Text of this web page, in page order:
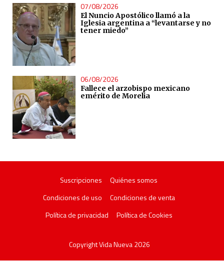
07/08/2026
El Nuncio Apostólico llamó a la
Iglesia argentina a “levantarse y no
tener miedo”
06/08/2026
Fallece el arzobispo mexicano
emérito de Morelia
Suscripciones
Quiénes somos
Condiciones de uso
Condiciones de venta
Política de privacidad
Política de Cookies
Copyright Vida Nueva 2026